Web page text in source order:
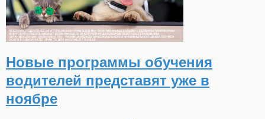
Новые программы обучения
водителей представят уже в
ноябре